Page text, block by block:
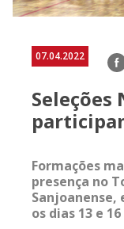
07.04.2022
Seleções
Formações
presença no
Sanjoanense,
os dias 13 e